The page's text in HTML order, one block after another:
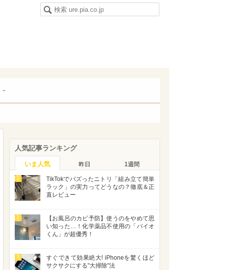
人気記事ランキング
いま人気 昨日 1週間
1
TikTokでバズったニトリ「組み立て簡単
ラック」の実力ってどうなの？徹底＆正
直レビュー
2
【お風呂のカビ予防】使うのをやめて思
い知った…！化学薬品不使用の「バイオ
くん」が超優秀！
3
すぐできて効果絶大! iPhoneを驚くほど
サクサクにする"大掃除"法